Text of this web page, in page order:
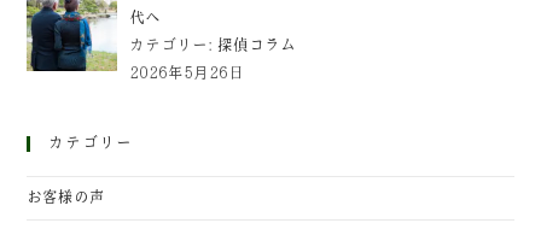
代へ
カテゴリー:探偵コラム
2026年5月26日
カテゴリー
お客様の声